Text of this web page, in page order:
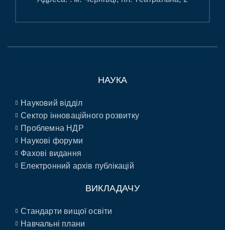
НАУКА
Науковий відділ
Сектор інноваційного розвитку
Проблемна НДР
Наукові форуми
Фахові видання
Електронний архів публікацій
ВИКЛАДАЧУ
Стандарти вищої освіти
Навчальні плани